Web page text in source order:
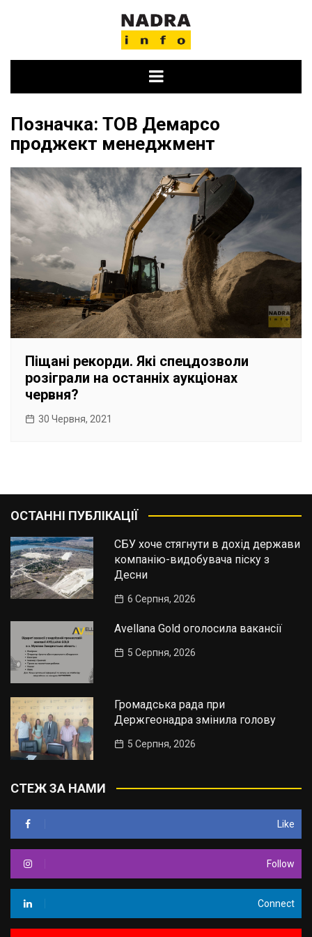
Позначка: ТОВ Демарсо
проджект менеджмент
Піщані рекорди. Які спецдозволи
розіграли на останніх аукціонах
червня?
30 Червня, 2021
ОСТАННІ ПУБЛІКАЦІЇ
СБУ хоче стягнути в дохід держави
компанію-видобувача піску з
Десни
6 Серпня, 2026
Avellana Gold оголосила вакансії
5 Серпня, 2026
Громадська рада при
Держгеонадра змінила голову
5 Серпня, 2026
СТЕЖ ЗА НАМИ
Like
Follow
Connect